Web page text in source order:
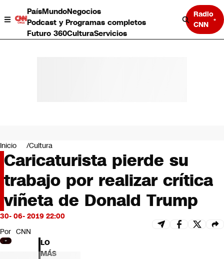
PaísMundoNegocios
Podcast y Programas completos
Futuro 360CulturaServicios
Radio
CNN
Negocios
Deportes
Programas completos
Cultura
Servicios
Bits
CNN tiempo
Futuro 360
Opinión
Inicio Cultura
Caricaturista pierde su
trabajo por realizar crítica
viñeta de Donald Trump
30- 06- 2019 22:00
Por CNN
LO
MÁS